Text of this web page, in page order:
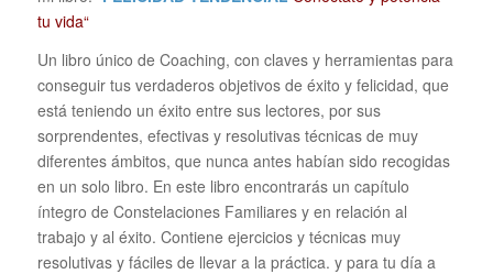
tu vida“
Un libro único de Coaching, con claves y herramientas para
conseguir tus verdaderos objetivos de éxito y felicidad, que
está teniendo un éxito entre sus lectores, por sus
sorprendentes, efectivas y resolutivas técnicas de muy
diferentes ámbitos, que nunca antes habían sido recogidas
en un solo libro. En este libro encontrarás un capítulo
íntegro de Constelaciones Familiares y en relación al
trabajo y al éxito. Contiene ejercicios y técnicas muy
resolutivas y fáciles de llevar a la práctica. y para tu día a